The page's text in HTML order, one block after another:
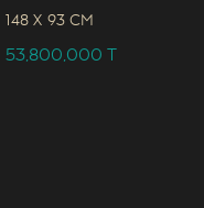
148 x 93 CM
53,800,000T